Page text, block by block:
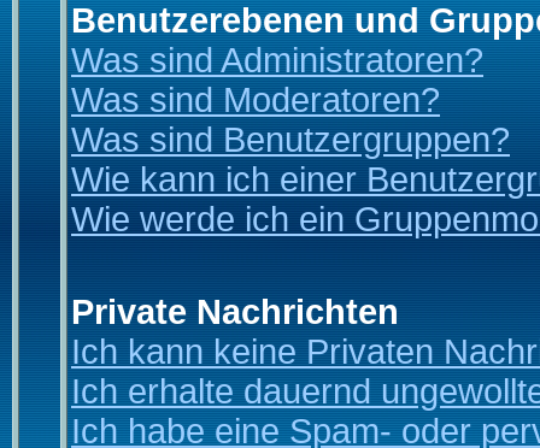
Benutzerebenen und
Was sind Administratoren?
Was sind Moderatoren?
Was sind Benutzergruppen?
Wie kann ich einer
Wie werde ich ein
Private Nachrichten
Ich kann keine Privaten
Ich erhalte dauernd
Ich habe eine Spam- oder